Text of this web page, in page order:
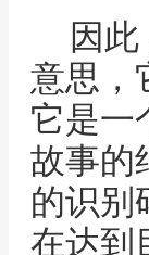
因
意思，
它是一
故事的
的识别
在达到